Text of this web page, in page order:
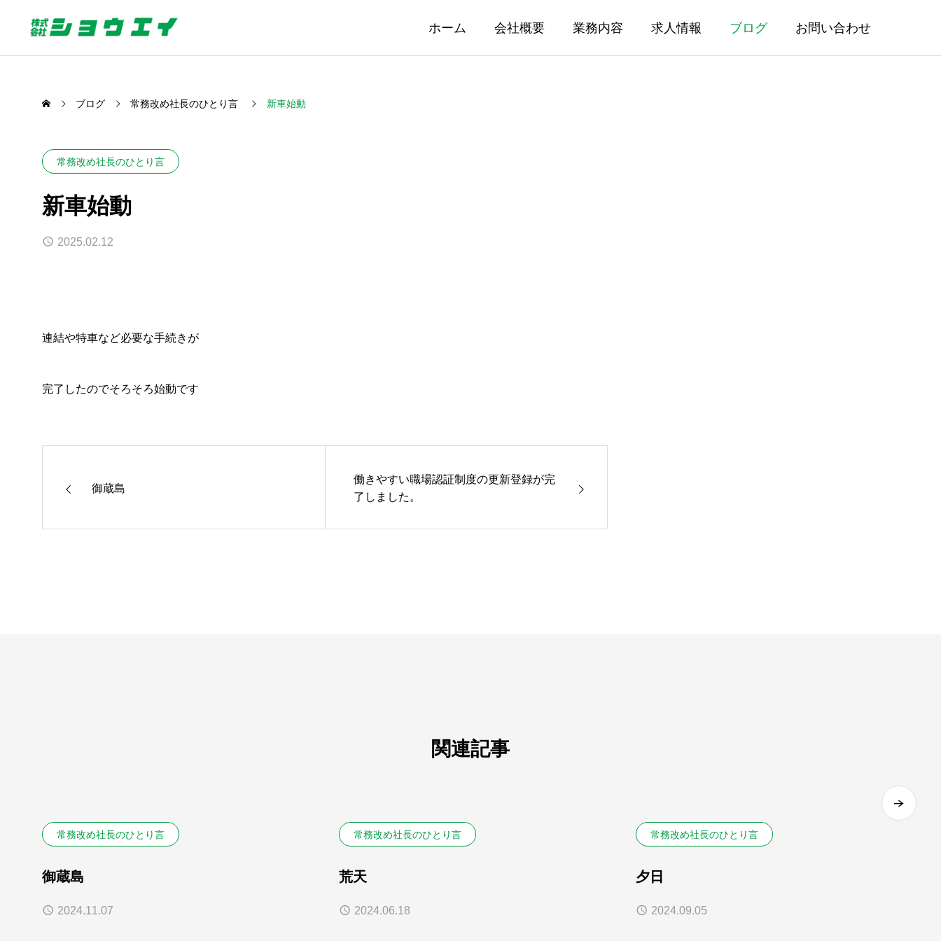
ホーム 会社概要 業務内容 求人情報 ブログ お問い合わせ
ブログ 常務改め社長のひとり言 新車始動
常務改め社長のひとり言
新車始動
2025.02.12
連結や特車など必要な手続きが
完了したのでそろそろ始動です
御蔵島
働きやすい職場認証制度の更新登録が完
了しました。
関連記事
常務改め社長のひとり言
御蔵島
2024.11.07
常務改め社長のひとり言
荒天
2024.06.18
常務改め社長のひとり言
夕日
2024.09.05